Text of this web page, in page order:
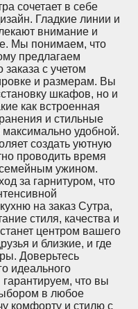
сочетает в себе
Гладкие линии и
внимание и
Мы понимаем, что
предлагаем
с учетом
и размерам. Вы
шкафов, но и
как встроенная
и стильные
максимально удобной.
создать уютную
проводить время
семейным ужином.
за гарнитуром, что
на заказ Сутра,
стиля, качества и
центром вашего
и близкие, и где
Доверьтесь
идеального
что вы
в любое
комфорту и стилю с